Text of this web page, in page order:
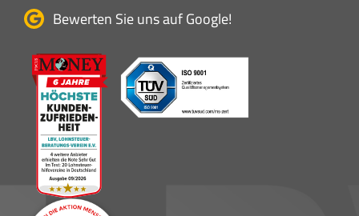
Bewerten Sie uns auf Google!